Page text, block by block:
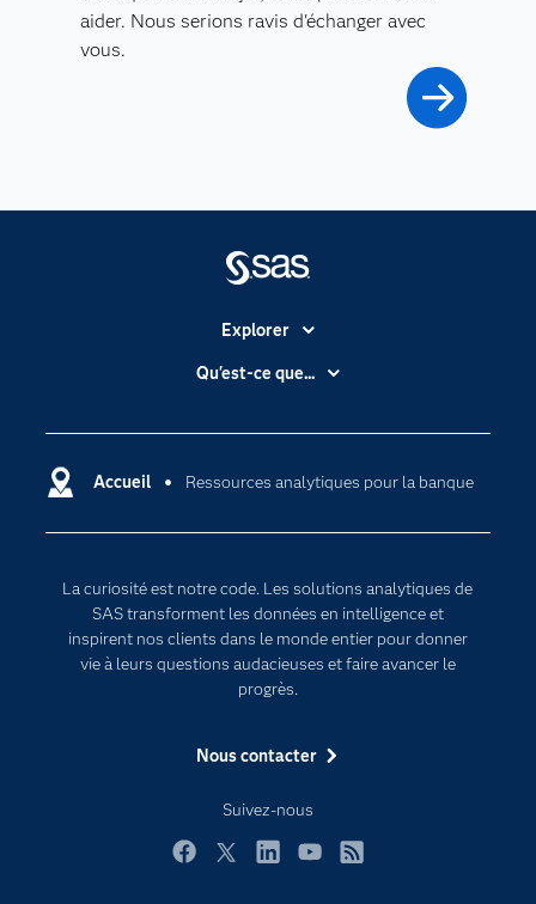
aider. Nous serions ravis d'échanger avec
vous.
Accueil Ressources analytiques pour la banque
La curiosité est notre code. Les solutions analytiques de
SAS transforment les données en intelligence et
inspirent nos clients dans le monde entier pour donner
vie à leurs questions audacieuses et faire avancer le
progrès.
Nous contacter
Suivez-nous
Explorer
Accessibilité
Carrières
Certifications
Documentation
Pour les enseignants
Entreprise
Formations
Pourquoi SAS ?
Qu'est-ce que...
Intelligence artificielle
Transformation digitale